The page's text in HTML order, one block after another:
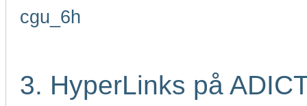
cgu_6h
3. HyperLinks på